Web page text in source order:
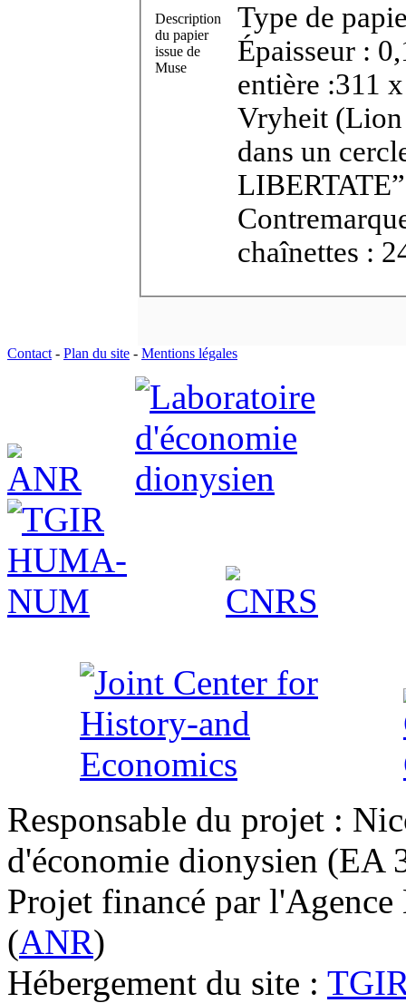
Description
du papier
issue de
Muse
Type de
Épaisseur :
entière :311
Vryheit (Lion sur un socle portant “VRYHEYT”
dans un
chaînettes :
Contact - Plan du site - Mentions légales
Responsable du projet :
d'économie dionysien
Projet financé par l'Agence
(ANR)
Hébergement du site :